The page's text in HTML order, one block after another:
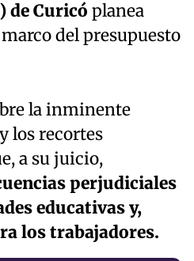
de Curicó planea
del presupuesto
la inminente
los recortes
a su juicio,
perjudiciales
educativas y,
los trabajadores.